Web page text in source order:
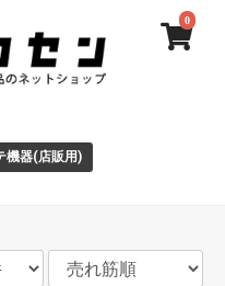
0
機器(店販用)